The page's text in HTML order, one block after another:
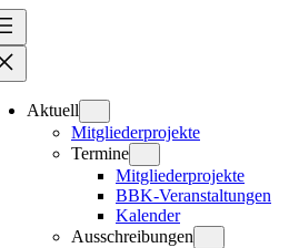
Aktuell
Mitgliederprojekte
Termine
Mitgliederprojekte
BBK-Veranstaltungen
Kalender
Ausschreibungen